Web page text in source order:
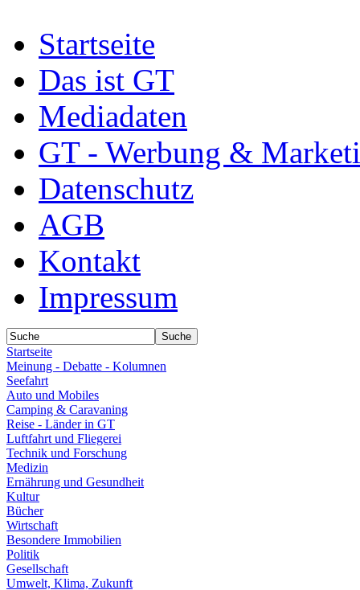
Startseite
Das ist GT
Mediadaten
GT - Werbung &
Datenschutz
AGB
Kontakt
Impressum
Startseite
Meinung - Debatte - Kolumnen
Seefahrt
Auto und Mobiles
Camping & Caravaning
Reise - Länder in GT
Luftfahrt und Fliegerei
Technik und Forschung
Medizin
Ernährung und Gesundheit
Kultur
Bücher
Wirtschaft
Besondere Immobilien
Politik
Gesellschaft
Umwelt, Klima, Zukunft